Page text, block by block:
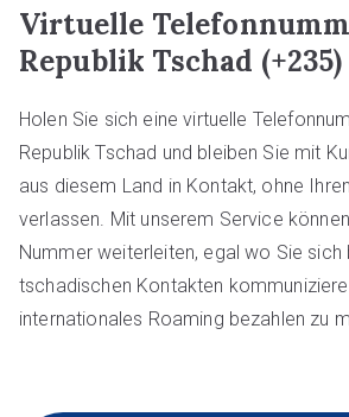
Virtuelle
Republik Tschad
Holen Sie sich eine virtuelle
Republik Tschad und bleiben Sie mit
aus diesem Land in Kontakt, ohne
verlassen. Mit unserem Service
Nummer weiterleiten, egal wo Sie sich
tschadischen Kontakten
internationales Roaming bezahlen zu